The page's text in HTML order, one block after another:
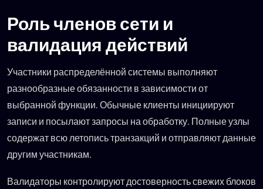
Роль членов сети и
валидация действий
Участники распределённой системы выполняют
разнообразные обязанности в зависимости от
выбранной функции. Обычные клиенты инициируют
записи и посылают запросы на обработку. Полные узлы
содержат всю летопись транзакций и отправляют данные
другим участникам.
Валидаторы контролируют достоверность свежих блоков